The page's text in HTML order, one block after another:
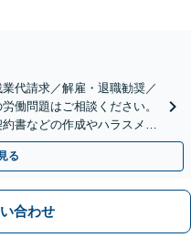
代請求／解雇・退職勧奨／
働問題はご相談ください。
書などの作成やハラスメン
実績【池袋4分】
る
合わせ